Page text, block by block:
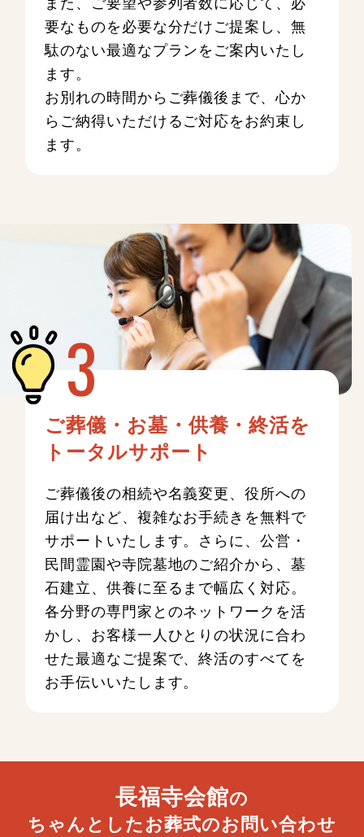
要なものを必要な分だけご提案し、無
駄のない最適なプランをご案内いたし
ます。
お別れの時間からご葬儀後まで、心か
らご納得いただけるご対応をお約束し
ます。
ご葬儀・お墓・供養・終活を
トータルサポート
ご葬儀後の相続や名義変更、役所への
届け出など、複雑なお手続きを無料で
サポートいたします。さらに、公営・
民間霊園や寺院墓地のご紹介から、墓
石建立、供養に至るまで幅広く対応。
各分野の専門家とのネットワークを活
かし、お客様一人ひとりの状況に合わ
せた最適なご提案で、終活のすべてを
お手伝いいたします。
長福寺会館の
ちゃんとしたお葬式のお問い合わせ